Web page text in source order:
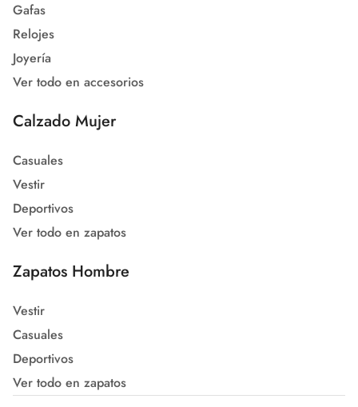
Gafas
Relojes
Joyería
Ver todo en accesorios
Calzado Mujer
Casuales
Vestir
Deportivos
Ver todo en zapatos
Zapatos Hombre
Vestir
Casuales
Deportivos
Ver todo en zapatos